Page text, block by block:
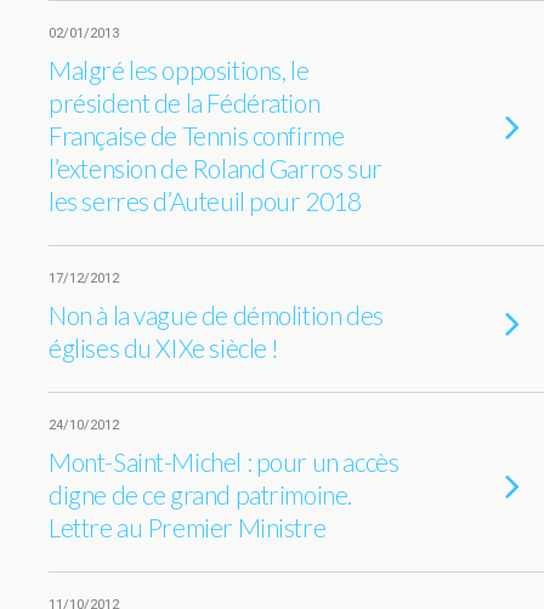
02/01/2013
Malgré les oppositions, le
président de la Fédération
Française de Tennis confirme
l’extension de Roland Garros sur
les serres d’Auteuil pour 2018
17/12/2012
Non à la vague de démolition des
églises du XIXe siècle !
24/10/2012
Mont-Saint-Michel : pour un accès
digne de ce grand patrimoine.
Lettre au Premier Ministre
11/10/2012